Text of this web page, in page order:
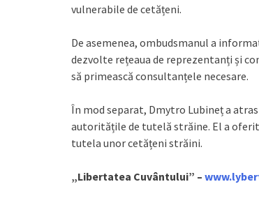
vulnerabile de cetățeni.
De asemenea, ombudsmanul a
dezvolte rețeaua de reprezentanți și
să primească consultanțele necesare.
În mod separat, Dmytro Lubineț a
autoritățile de tutelă străine. El a
tutela unor cetățeni străini.
„Libertatea Cuvântului” –